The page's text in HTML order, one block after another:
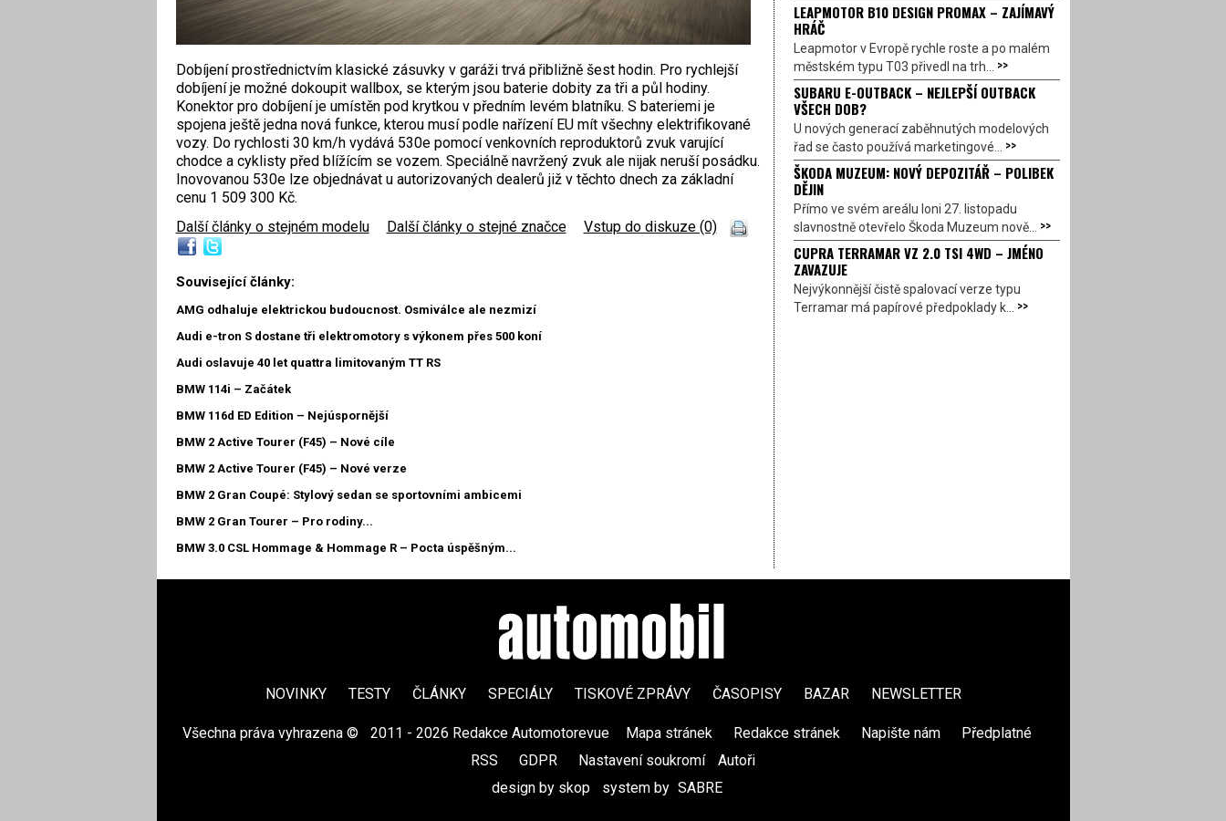
Dobíjení prostřednictvím klasické zásuvky v garáži trvá přibližně šest hodin. Pro rychlejší
dobíjení je možné dokoupit wallbox, se kterým jsou baterie dobity za tři a půl hodiny.
Konektor pro dobíjení je umístěn pod krytkou v předním levém blatníku. S bateriemi je
spojena ještě jedna nová funkce, kterou musí podle nařízení EU mít všechny elektrifikované
vozy. Do rychlosti 30 km/h vydává 530e pomocí venkovních reproduktorů zvuk varující
chodce a cyklisty před blížícím se vozem. Speciálně navržený zvuk ale nijak neruší posádku.
Inovovanou 530e lze objednávat u autorizovaných dealerů již v těchto dnech za základní
cenu 1 509 300 Kč.
Další články o stejném modelu
Další články o stejné značce Vstup do diskuze (0)
Související články:
AMG odhaluje elektrickou budoucnost. Osmiválce ale nezmizí
Audi e-tron S dostane tři elektromotory s výkonem přes 500 koní
Audi oslavuje 40 let quattra limitovaným TT RS
BMW 114i – Začátek
BMW 116d ED Edition – Nejúspornější
BMW 2 Active Tourer (F45) – Nové cíle
BMW 2 Active Tourer (F45) – Nové verze
BMW 2 Gran Coupé: Stylový sedan se sportovními ambicemi
BMW 2 Gran Tourer – Pro rodiny...
BMW 3.0 CSL Hommage & Hommage R – Pocta úspěšným...
LEAPMOTOR B10 DESIGN PROMAX – ZAJÍMAVÝ
HRÁČ
Leapmotor v Evropě rychle roste a po malém
městském typu T03 přivedl na trh... >>
SUBARU E-OUTBACK – NEJLEPŠÍ OUTBACK
VŠECH DOB?
U nových generací zaběhnutých modelových
řad se často používá marketingové... >>
ŠKODA MUZEUM: NOVÝ DEPOZITÁŘ – POLIBEK
DĚJIN
Přímo ve svém areálu loni 27. listopadu
slavnostně otevřelo Škoda Muzeum nově... >>
CUPRA TERRAMAR VZ 2.0 TSI 4WD – JMÉNO
ZAVAZUJE
Nejvýkonnější čistě spalovací verze typu
Terramar má papírové předpoklady k... >>
NOVINKY TESTY ČLÁNKY SPECIÁLY TISKOVÉ ZPRÁVY ČASOPISY BAZAR NEWSLETTER
Všechna práva vyhrazena © 2011 - 2026 Redakce Automotorevue Mapa stránek Redakce stránek Napište nám Předplatné
RSS
GDPR Nastavení soukromí
Autoři
design by skop
system by SABRE